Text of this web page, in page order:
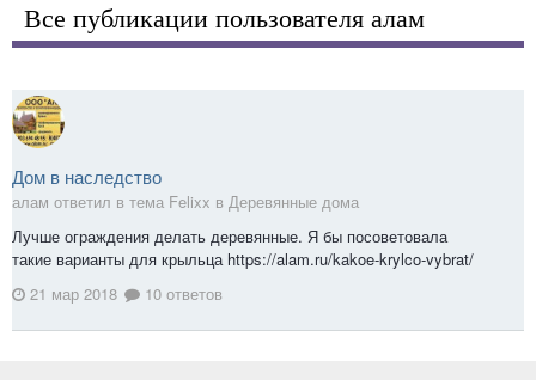
Все публикации пользователя алам
Дом в наследство
алам ответил в тема Felixx в Деревянные дома
Лучше ограждения делать деревянные. Я бы посоветовала
такие варианты для крыльца https://alam.ru/kakoe-krylco-vybrat/
21 мар 2018
10 ответов